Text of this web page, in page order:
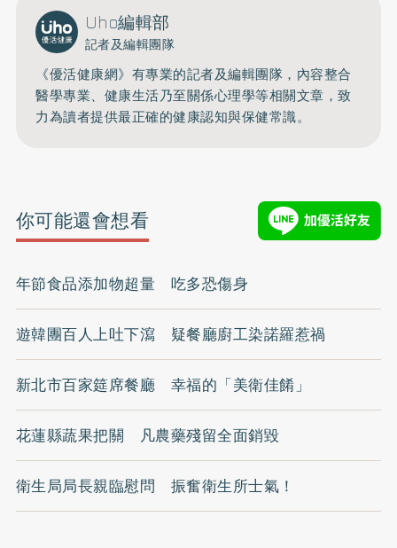
Uho編輯部
記者及編輯團隊
《優活健康網》有專業的記者及編輯團隊，內容整合
醫學專業、健康生活乃至關係心理學等相關文章，致
力為讀者提供最正確的健康認知與保健常識。
你可能還會想看
年節食品添加物超量 吃多恐傷身
遊韓團百人上吐下瀉 疑餐廳廚工染諾羅惹禍
新北市百家筵席餐廳 幸福的「美衛佳餚」
花蓮縣蔬果把關 凡農藥殘留全面銷毀
衛生局局長親臨慰問 振奮衛生所士氣！